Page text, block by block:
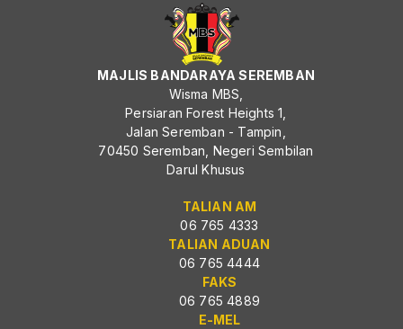
MAJLIS BANDARAYA SEREMBAN
Wisma MBS,
Persiaran Forest Heights 1,
Jalan Seremban - Tampin,
70450 Seremban, Negeri Sembilan
Darul Khusus
TALIAN AM
06 765 4333
TALIAN ADUAN
06 765 4444
FAKS
06 765 4889
E-MEL